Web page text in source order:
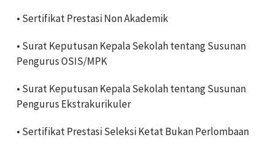
• Sertifikat Prestasi Non Akademik
• Surat Keputusan Kepala Sekolah tentang Susunan
Pengurus OSIS/MPK
• Surat Keputusan Kepala Sekolah tentang Susunan
Pengurus Ekstrakurikuler
• Sertifikat Prestasi Seleksi Ketat Bukan Perlombaan